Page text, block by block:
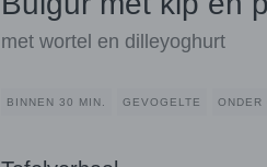
met wortel en dilleyoghurt
BINNEN 30 MIN. GEVOGELTE ONDER